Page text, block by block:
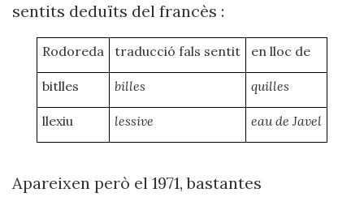
sentits deduïts del francès :
Rodoreda traducció fals sentit en lloc de
bitlles billes quilles
llexiu lessive eau de Javel
Apareixen però el 1971, bastantes